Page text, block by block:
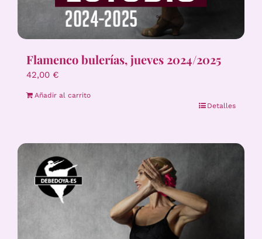
Flamenco bulerías, jueves 2024/2025
42,00 €
Añadir al carrito
Detalles